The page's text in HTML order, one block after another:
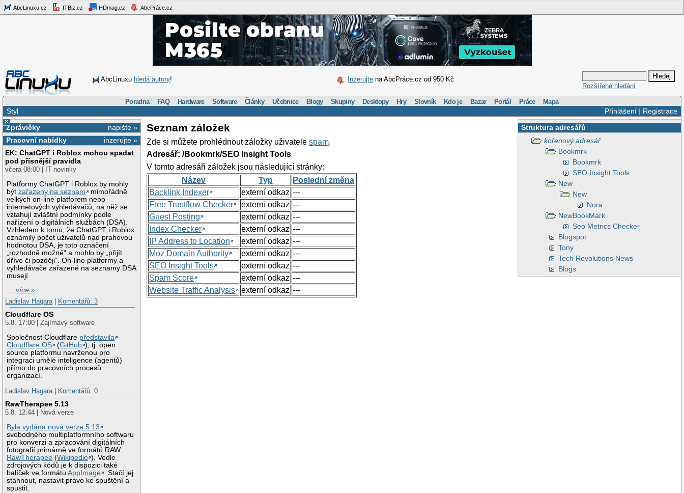
AbcLinuxu.cz ITBiz.cz HDmag.cz AbcPráce.cz
AbcLinuxu hledá autory! Inzerujte na AbcPráce.cz od 950 Kč
Rozšířené hledání
Poradna FAQ Hardware Software Články Učebnice Blogy Skupiny Desktopy Hry Slovník Kdo je Bazar Portál Práce Mapa
Přihlášení| Registrace
Styl
×
napište »
Zprávičky
inzerujte »
Pracovní nabídky
EK: ChatGPT i Roblox mohou spadat
pod přísnější pravidla
včera 08:00 | IT novinky
Platformy ChatGPT i Roblox by mohly
býtzařazeny na seznam
mimořádně
velkých on-line platforem nebo
internetových vyhledávačů, na něž se
vztahují zvláštní podmínky podle
nařízení o digitálních službách (DSA).
Vzhledem k tomu, že ChatGPT i Roblox
oznámily počet uživatelů nad prahovou
hodnotou DSA, je toto označení
„rozhodně možné“ a mohlo by „přijít
dříve či později“. On-line platformy a
vyhledávače zařazené na seznamy DSA
musejí
…více »
Ladislav Hagara
Komentářů: 3
Cloudflare OS
5.8. 17:00 | Zajímavý software
Společnost Cloudflare představila
Cloudflare OS
(GitHub ), tj. open
source platformu navrženou pro
integraci umělé inteligence (agentů)
přímo do pracovních procesů
organizací.
Ladislav Hagara
Komentářů: 0
RawTherapee 5.13
5.8. 12:44 | Nová verze
Byla vydána nová verze 5.13
svobodného multiplatformního softwaru
pro konverzi a zpracování digitálních
fotografií primárně ve formátů RAW
RawTherapee (Wikipedie ). Vedle
zdrojových kódů je k dispozici také
balíček ve formátuAppImage . Stačí jej
stáhnout, nastavit právo ke spuštění a
spustit.
Struktura adresářů
kořenový adresář
Bookmrk
Bookmrk
SEO Insight Tools
New
New
Nora
NewBookMark
Seo Metrics Checker
Blogspot
Tony
Tech Revolutions News
Blogs
Seznam záložek
Zde si můžete prohlédnout záložky uživatelespam.
Adresář: /Bookmrk/SEO Insight Tools
V tomto adresáři záložek jsou následující stránky:
Název
Typ
Poslední změna
Backlink Indexer
externí odkaz ---
Free Trustflow Checker
externí odkaz ---
Guest Posting
externí odkaz ---
Index Checker
externí odkaz ---
IP Address to Location
externí odkaz ---
Moz Domain Authority
externí odkaz ---
SEO Insight Tools
externí odkaz ---
Spam Score
externí odkaz ---
Website Traffic Analysis
externí odkaz ---